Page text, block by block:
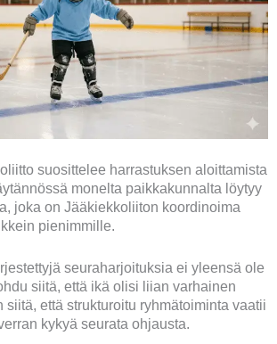
suosittelee harrastuksen aloittamista
monelta paikkakunnalta löytyy
joka on Jääkiekkoliiton koordinoima
pienimmille.
seuraharjoituksia ei yleensä ole
siitä, että ikä olisi liian varhainen
siitä, että strukturoitu ryhmätoiminta vaatii
kykyä seurata ohjausta.